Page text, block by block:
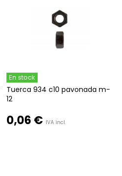
En stock
Tuerca 934 c10 pavonada m-
12
0,06 € IVA incl.